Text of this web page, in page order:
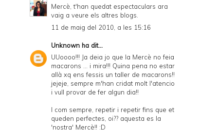
Mercè, t'han quedat espectaculars ara
vaig a veure els altres blogs.
11 de maig del 2010, a les 15:16
Unknown ha dit...
UUoooo!!! Ja deia jo que la Mercè no feia
macarons ... i mira!!! Quina pena no estar
allà xq ens fessis un taller de macarons!!
jejeje, sempre m'han cridat molt l'atencio
i vull provar de fer algun dia!!
I com sempre, repetir i repetir fins que et
queden perfectes, oi?? aquesta es la
'nostra' Mercè!! :D